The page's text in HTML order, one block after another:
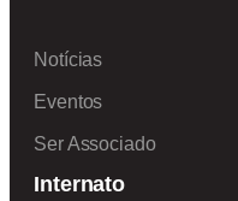
Notícias
Eventos
Ser Associado
Internato